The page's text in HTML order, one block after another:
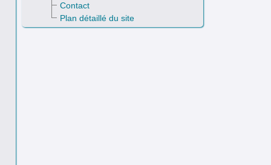
Contact
Plan détaillé du site